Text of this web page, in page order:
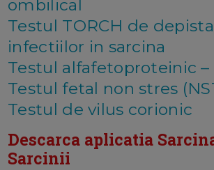
ombilical
Testul TORCH de
infectiilor in sarcina
Testul alfafetoproteinic –
Testul fetal non stres
Testul de vilus corionic
Descarca aplicatia
Sarcinii